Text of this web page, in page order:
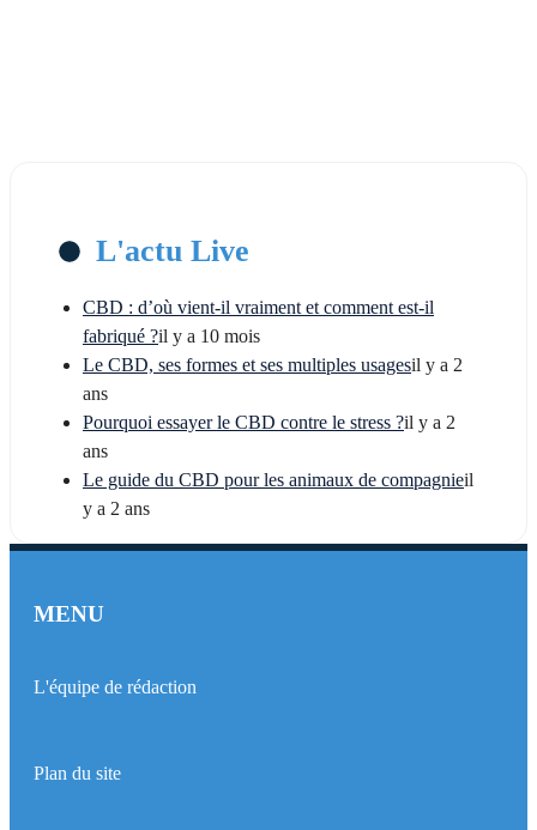
L'actu Live
CBD : d’où vient-il vraiment et comment est-il
fabriqué ?il y a 10 mois
Le CBD, ses formes et ses multiples usagesil y a 2
ans
Pourquoi essayer le CBD contre le stress ?il y a 2
ans
Le guide du CBD pour les animaux de compagnieil
y a 2 ans
MENU
L'équipe de rédaction
Plan du site